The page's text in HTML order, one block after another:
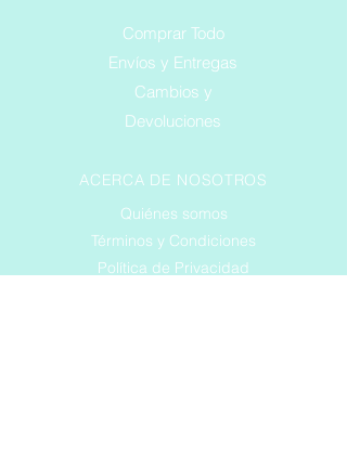
Comprar Todo
Envíos y Entregas
Cambios y
Devoluciones
ACERCA DE NOSOTROS
Quiénes somos
Términos y Condiciones
Política de Privacidad